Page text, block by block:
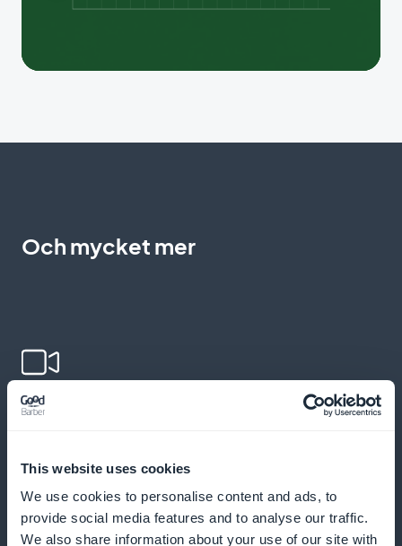
This website uses cookies
We use cookies to personalise content and ads, to
provide social media features and to analyse our traffic.
We also share information about your use of our site with
Och mycket mer
Lägg till videor för att berika inlärningen